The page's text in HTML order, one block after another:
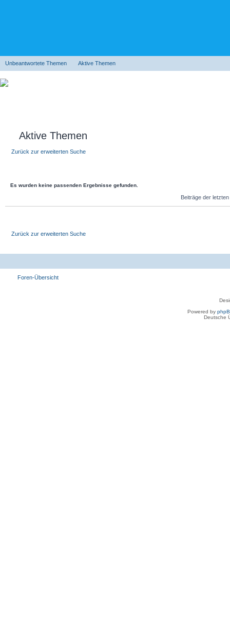
Unbeantwortete Themen Aktive Themen
Aktive Themen
Zurück zur erweiterten Suche
Es wurden keine passenden Ergebnisse gefunden.
Beiträge der
Zurück zur erweiterten Suche
Foren-Übersicht
Powered by
Deutsche